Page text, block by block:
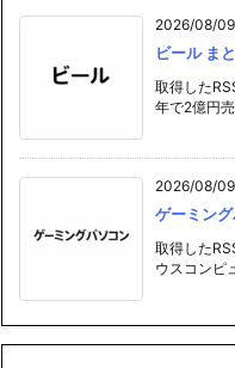
2026/08/09
ビール ま
取得した
年で2億円
2026/08/09
ゲーミン
取得した
ウスコンピ